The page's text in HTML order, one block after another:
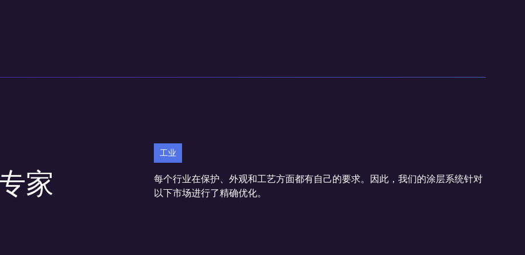
家
工业
每个行业在保护、外观和工艺方面都有自己的要求。因此，我们的涂层系统针对
以下市场进行了精确优化。